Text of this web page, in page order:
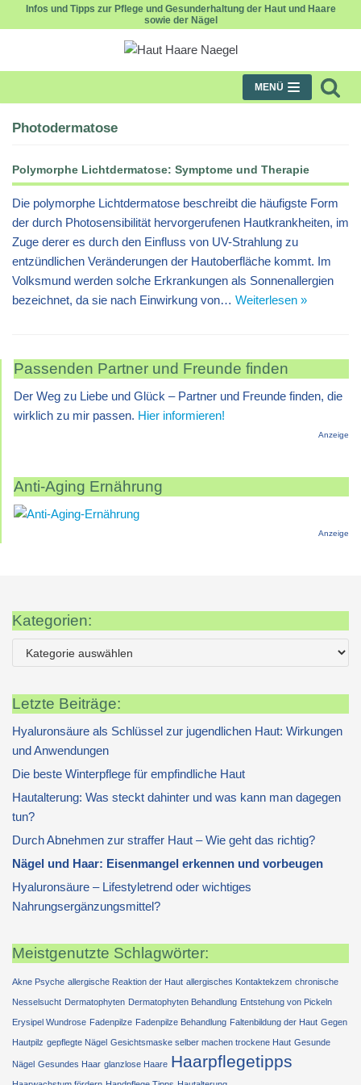
Infos und Tipps zur Pflege und Gesunderhaltung der Haut und Haare
sowie der Nägel
MENÜ
Photodermatose
Polymorphe Lichtdermatose: Symptome und Therapie
Die polymorphe Lichtdermatose beschreibt die häufigste Form
der durch Photosensibilität hervorgerufenen Hautkrankheiten, im
Zuge derer es durch den Einfluss von UV-Strahlung zu
entzündlichen Veränderungen der Hautoberfläche kommt. Im
Volksmund werden solche Erkrankungen als Sonnenallergien
bezeichnet, da sie nach Einwirkung von… Weiterlesen »
Passenden Partner und Freunde finden
Der Weg zu Liebe und Glück – Partner und Freunde finden, die
wirklich zu mir passen. Hier informieren!
Anzeige
Anti-Aging Ernährung
Anzeige
Kategorien:
Letzte Beiträge:
Hyaluronsäure als Schlüssel zur jugendlichen Haut: Wirkungen
und Anwendungen
Die beste Winterpflege für empfindliche Haut
Hautalterung: Was steckt dahinter und was kann man dagegen
tun?
Durch Abnehmen zur straffer Haut – Wie geht das richtig?
Nägel und Haar: Eisenmangel erkennen und vorbeugen
Hyaluronsäure – Lifestyletrend oder wichtiges
Nahrungsergänzungsmittel?
Meistgenutzte Schlagwörter:
Akne Psyche allergische Reaktion der Haut allergisches Kontaktekzem chronische
Nesselsucht Dermatophyten Dermatophyten Behandlung Entstehung von Pickeln
Erysipel Wundrose Fadenpilze Fadenpilze Behandlung Faltenbildung der Haut Gegen
Hautpilz gepflegte Nägel Gesichtsmaske selber machen trockene Haut Gesunde
Nägel Gesundes Haar glanzlose Haare Haarpflegetipps